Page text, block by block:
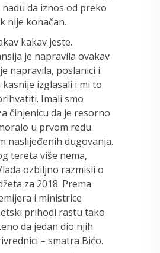
da iznos od preko
nije konačan.
kakav jeste.
je napravila ovakav
napravila, poslanici i
izglasali i mi to
Imali smo
činjenicu da je resorno
u prvom redu
naslijeđenih dugovanja.
tereta više nema,
ozbiljno razmisli o
za 2018. Prema
i ministrice
prihodi rastu tako
da jedan dio njih
– smatra Bićo.